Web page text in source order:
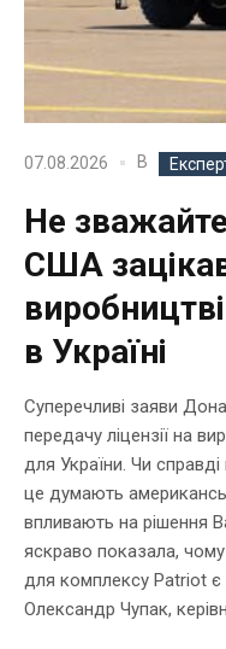
07.08.2026 В
Не
США
в Україні
Суперечливі заяви
передачу ліцензії на
для України. Чи
це думають
впливають на рішення
яскраво показала,
для комплексу Patriot
Олександр Чупак,